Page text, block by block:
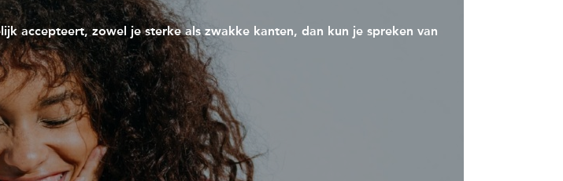
accepteert, zowel je sterke als zwakke kanten, dan kun je spreken van